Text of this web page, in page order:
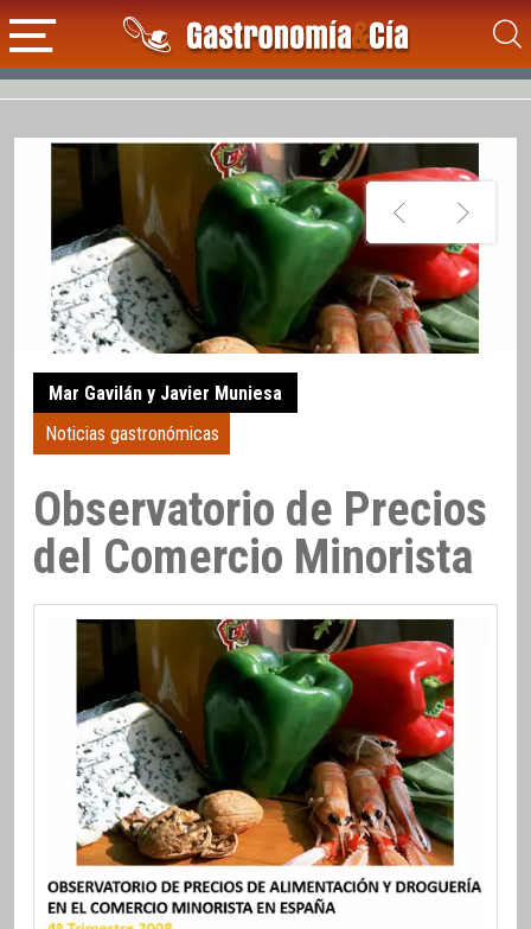
Mar Gavilán y Javier Muniesa
Noticias gastronómicas
Observatorio de Precios
del Comercio Minorista